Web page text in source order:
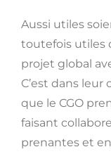
Aussi utiles
toutefois utiles
projet global
C’est dans
que le CGO
faisant
prenantes et